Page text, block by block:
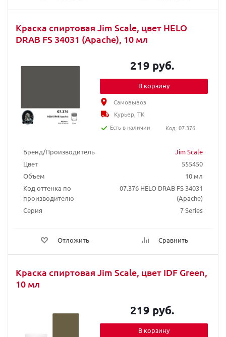
Краска спиртовая Jim Scale, цвет HELO
DRAB FS 34031 (Apache), 10 мл
Бренд/Производитель
Jim Scale
Цвет
555450
Объем
10 мл
Код оттенка по
производителю
07.376 HELO DRAB FS 34031
(Apache)
Серия
7 Series
Отложить Сравнить
219 руб.
В корзину
Самовывоз
Курьер, ТК
Есть в наличии
Код: 07.376
Краска спиртовая Jim Scale, цвет IDF Green,
10 мл
219 руб.
В корзину